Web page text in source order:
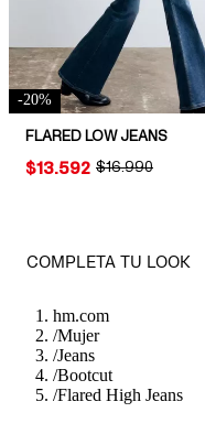
-20%
FLARED LOW JEANS
ORIGINAL PRICE:
$16.990
PRICE:
$13.592
COMPLETA TU LOOK
hm.com
/Mujer
/Jeans
/Bootcut
/Flared High Jeans